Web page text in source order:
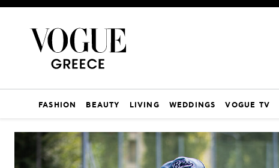
FASHION BEAUTY LIVING WEDDINGS VOGUE TV